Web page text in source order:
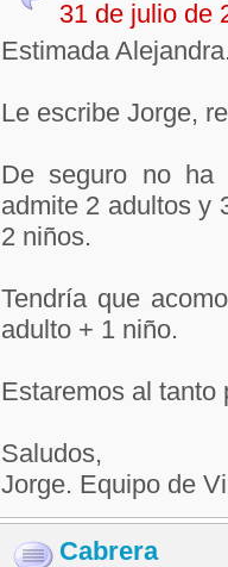
31 de julio de
Estimada
Le escribe Jorge,
De seguro no ha
admite 2 adultos y
2 niños.
Tendría que
adulto + 1 niño.
Estaremos al tanto
Saludos,
Jorge. Equipo de
Cabrera